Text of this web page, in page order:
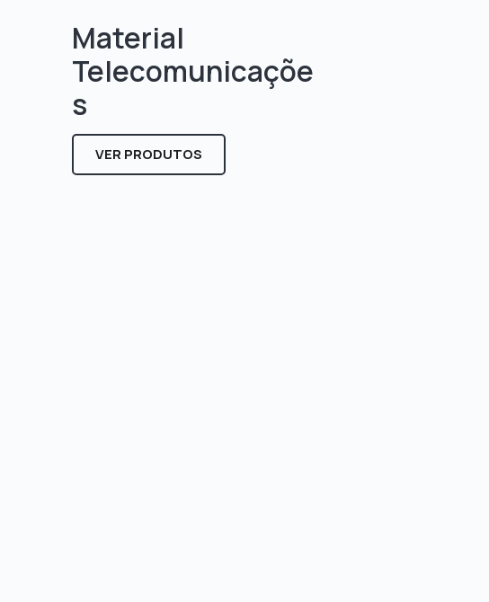
Material
Telecomunicaçõe
s
VER PRODUTOS